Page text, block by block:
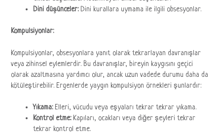
Dini düşünceler:Dini kurallara uymama ile ilgili obsesyonlar.
Kompulsiyonlar:
Kompulsiyonlar, obsesyonlara yanıt olarak tekrarlayan davranışlar
veya zihinsel eylemlerdir. Bu davranışlar, bireyin kaygısını geçici
olarak azaltmasına yardımcı olur, ancak uzun vadede durumu daha da
kötüleştirebilir. Ergenlerde yaygın kompulsiyon örnekleri şunlardır:
Yıkama:Elleri, vücudu veya eşyaları tekrar tekrar yıkama.
Kontrol etme:Kapıları, ocakları veya diğer şeyleri tekrar
tekrar kontrol etme.